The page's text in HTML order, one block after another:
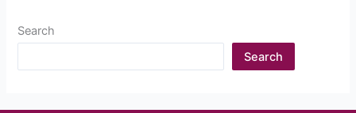
Search
Search